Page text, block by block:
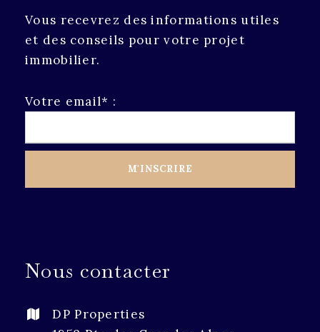
Vous recevrez des informations utiles
et des conseils pour votre projet
immobilier.
Votre email* :
Nous contacter
DP Properties